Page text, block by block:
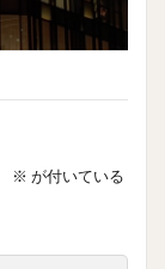
※ が付いている